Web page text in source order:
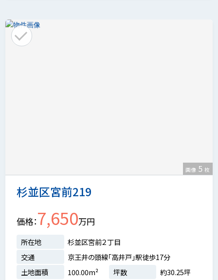
杉並区宮前219
画像 5 枚
価格 7,650万円
所在地
杉並区宮前２丁目
交通
京王井の頭線「高井戸」駅徒歩17分
土地面積
100.00m² 坪数
約30.25坪